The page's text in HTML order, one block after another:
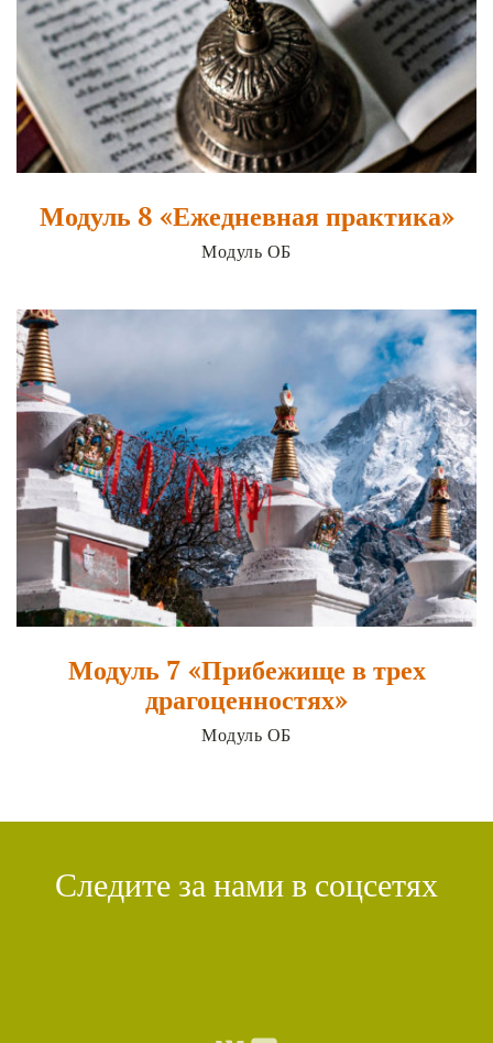
Модуль 8 «Ежедневная практика»
Модуль ОБ
Модуль 7 «Прибежище в трех
драгоценностях»
Модуль ОБ
Следите за нами в соцсетях